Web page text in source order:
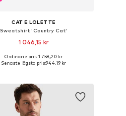
CAT E LOLETTE
Sweatshirt 'Country Cat'
1 046,15 kr
Ordinarie pris: 1 758,20 kr
Senaste lägsta pris:944,19 kr